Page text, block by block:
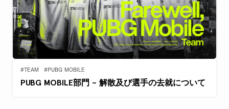
#TEAM #PUBG MOBILE
PUBG MOBILE部門 – 解散及び選手の去就について